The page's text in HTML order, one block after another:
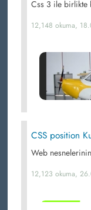
Css 3 ile birlikte
12,148 okuma,
CSS position
Web
12,123 okuma,